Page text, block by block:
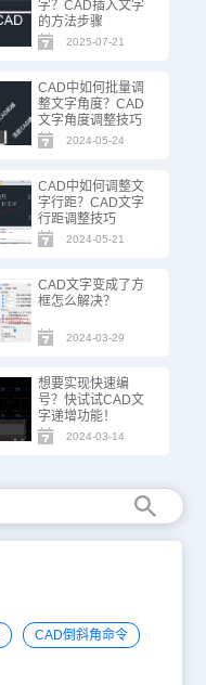
字？CAD插入文字
的方法步骤
2025-07-21
CAD中如何批量调
整文字角度？CAD
文字角度调整技巧
2024-05-24
CAD中如何调整文
字行距？CAD文字
行距调整技巧
2024-05-21
CAD文字变成了方
框怎么解决？
2024-03-29
想要实现快速编
号？快试试CAD文
字递增功能！
2024-03-14
CAD倒斜角命令